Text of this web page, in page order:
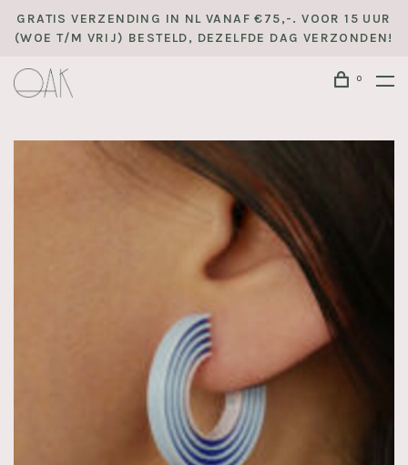
GRATIS VERZENDING IN NL VANAF €75,-. VOOR 15 UUR
(WOE T/M VRIJ) BESTELD, DEZELFDE DAG VERZONDEN!
0